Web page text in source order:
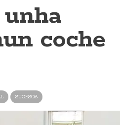
coche
SUCESOS